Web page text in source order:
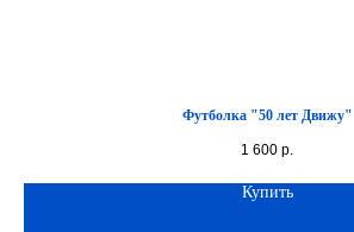
Футболка "50 лет Движу"
1 600 р.
Купить